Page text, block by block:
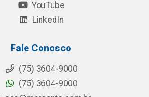
YouTube
LinkedIn
Fale Conosco
(75) 3604-9000
(75) 3604-9000